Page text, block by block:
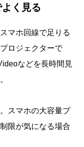
く見る
マホ回線で足りる
ロジェクターで
などを長時間見
スマホの大容量プ
限が気になる場合